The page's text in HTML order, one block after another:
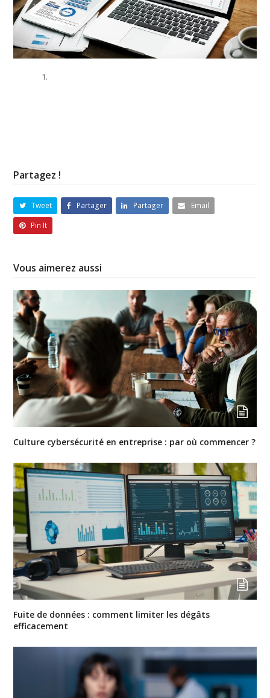
Partagez !
Tweet Partager Partager
Email
Pin It
Vous aimerez aussi
Culture cybersécurité en entreprise : par où commencer ?
Fuite de données : comment limiter les dégâts
efficacement